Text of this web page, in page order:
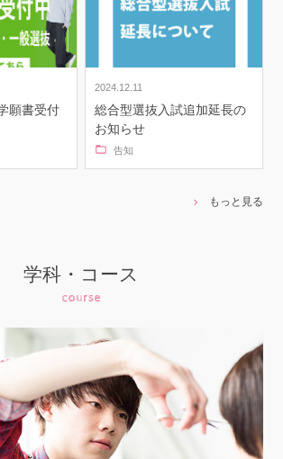
願書受付
2024.12.11
総合型選抜入試追加延長の
お知らせ
告知
もっと見る
学科・コース
course